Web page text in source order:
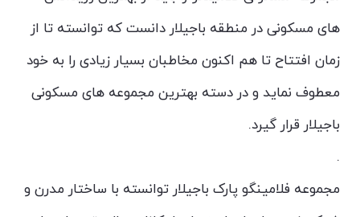
های مسکونی در منطقه باجیلار دانست که توانسته تا از
زمان افتتاح تا هم اکنون مخاطبان بسیار زیادی را به خود
معطوف نماید و در دسته بهترین مجموعه های مسکونی
باجیلار قرار گیرد.
.
مجموعه فلامینگو پارک باجیلار توانسته با ساختار مدرن و